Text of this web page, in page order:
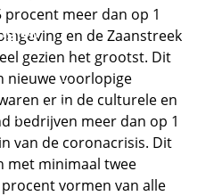
en
link
Externe link
Externe link
juridisch
en
meer dan op 1
en de Zaanstreek
gezien het grootst. Dit
nieuwe voorlopige
er in de culturele en
bedrijven meer dan op 1
van de coronacrisis. Dit
met minimaal twee
vormen van alle